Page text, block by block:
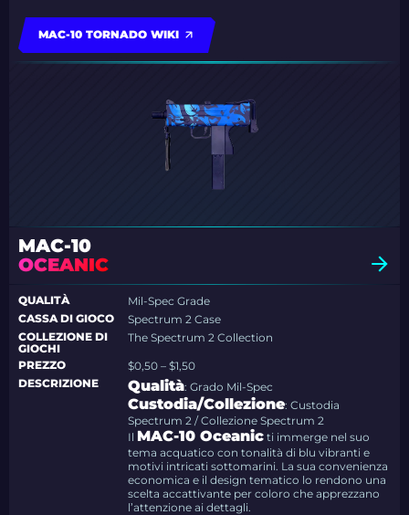
MAC-10 TORNADO WIKI
MAC-10
OCEANIC
QUALITÀ
Mil-Spec Grade
CASSA DI GIOCO
Spectrum 2 Case
COLLEZIONE DI
GIOCHI
The Spectrum 2 Collection
PREZZO
$0,50 – $1,50
DESCRIZIONE
Qualità: Grado Mil-Spec
Custodia/Collezione: Custodia
Spectrum 2 / Collezione Spectrum 2
Il MAC-10 Oceanic ti immerge nel suo
tema acquatico con tonalità di blu vibranti e
motivi intricati sottomarini. La sua convenienza
economica e il design tematico lo rendono una
scelta accattivante per coloro che apprezzano
l’attenzione ai dettagli.